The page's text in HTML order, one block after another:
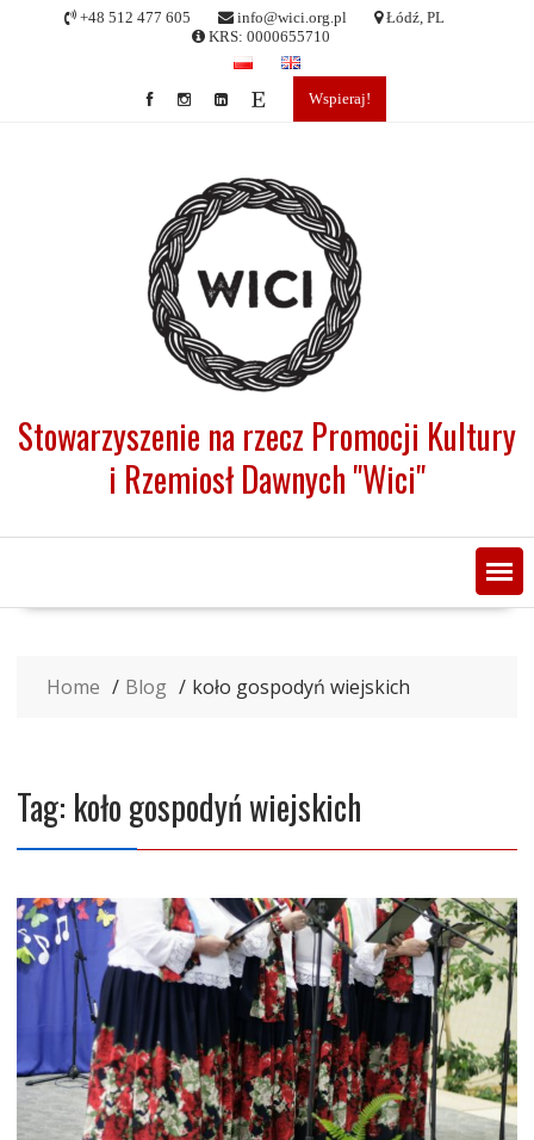
+48 512 477 605 info@wici.org.pl
Łódź, PL
KRS: 0000655710
Wspieraj!
Stowarzyszenie na rzecz Promocji Kultury
i Rzemiosł Dawnych "Wici"
Home Blog koło gospodyń wiejskich
Tag: koło gospodyń wiejskich